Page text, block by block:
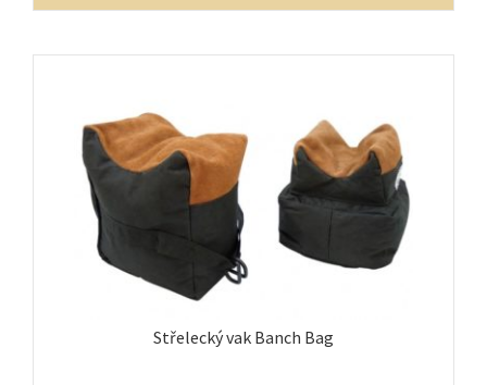
Střelecký vak Banch Bag